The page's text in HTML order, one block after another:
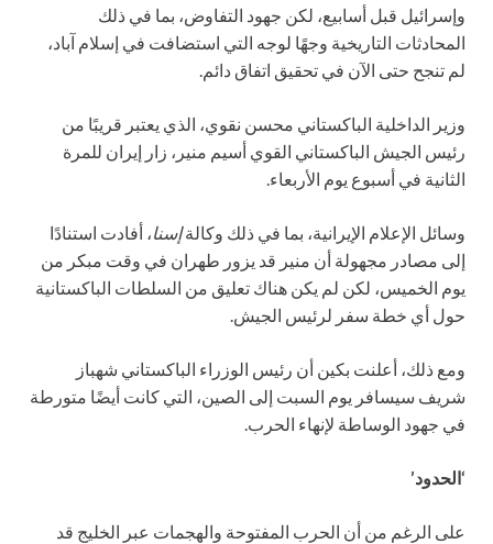
وإسرائيل قبل أسابيع، لكن جهود التفاوض، بما في ذلك
المحادثات التاريخية وجهًا لوجه التي استضافت في إسلام آباد،
لم تنجح حتى الآن في تحقيق اتفاق دائم.
وزير الداخلية الباكستاني محسن نقوي، الذي يعتبر قريبًا من
رئيس الجيش الباكستاني القوي أسيم منير، زار إيران للمرة
الثانية في أسبوع يوم الأربعاء.
وسائل الإعلام الإيرانية، بما في ذلك وكالةإسنا، أفادت استنادًا
إلى مصادر مجهولة أن منير قد يزور طهران في وقت مبكر من
يوم الخميس، لكن لم يكن هناك تعليق من السلطات الباكستانية
حول أي خطة سفر لرئيس الجيش.
ومع ذلك، أعلنت بكين أن رئيس الوزراء الباكستاني شهباز
شريف سيسافر يوم السبت إلى الصين، التي كانت أيضًا متورطة
في جهود الوساطة لإنهاء الحرب.
‘الحدود’
على الرغم من أن الحرب المفتوحة والهجمات عبر الخليج قد